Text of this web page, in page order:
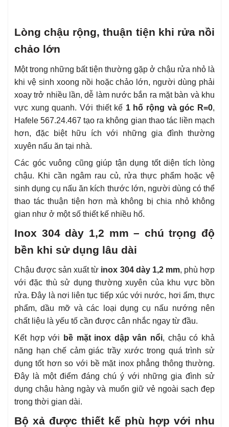
Lòng chậu rộng, thuận tiện khi rửa nồi
chảo lớn
Một trong những bất tiện thường gặp ở chậu rửa nhỏ là
khi vệ sinh xoong nồi hoặc chảo lớn, người dùng phải
xoay trở nhiều lần, dễ làm nước bắn ra mặt bàn và khu
vực xung quanh. Với thiết kế 1 hố rộng và góc R=0,
Hafele 567.24.467 tạo ra không gian thao tác liền mạch
hơn, đặc biệt hữu ích với những gia đình thường
xuyên nấu ăn tại nhà.
Các góc vuông cũng giúp tận dụng tốt diện tích lòng
chậu. Khi cần ngâm rau củ, rửa thực phẩm hoặc vệ
sinh dụng cụ nấu ăn kích thước lớn, người dùng có thể
thao tác thuận tiện hơn mà không bị chia nhỏ không
gian như ở một số thiết kế nhiều hố.
Inox 304 dày 1,2 mm – chú trọng độ
bền khi sử dụng lâu dài
Chậu được sản xuất từ inox 304 dày 1,2 mm, phù hợp
với đặc thù sử dụng thường xuyên của khu vực bồn
rửa. Đây là nơi liên tục tiếp xúc với nước, hơi ẩm, thực
phẩm, dầu mỡ và các loại dụng cụ nấu nướng nên
chất liệu là yếu tố cần được cân nhắc ngay từ đầu.
Kết hợp với
bề mặt inox dập vân nổi, chậu có khả
năng hạn chế cảm giác trầy xước trong quá trình sử
dụng tốt hơn so với bề mặt inox phẳng thông thường.
Đây là một điểm đáng chú ý với những gia đình sử
dụng chậu hàng ngày và muốn giữ vẻ ngoài sạch đẹp
trong thời gian dài.
Bộ xả được thiết kế phù hợp với nhu